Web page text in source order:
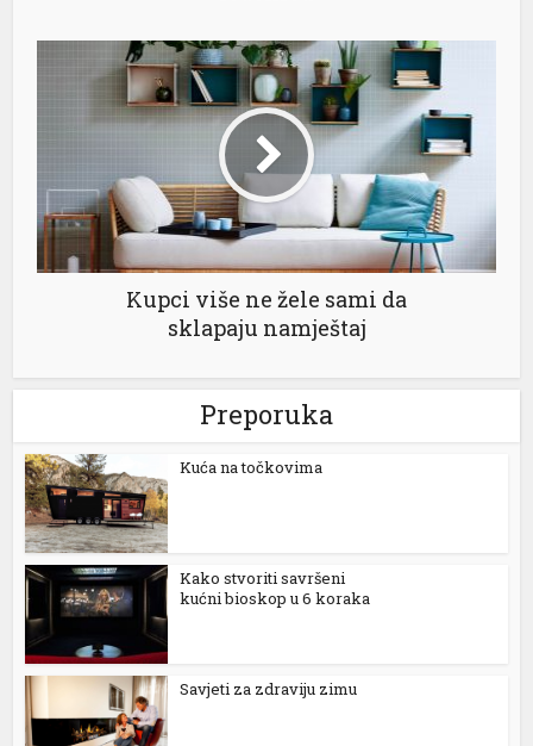
Kupci više ne žele sami da
sklapaju namještaj
Preporuka
Kuća na točkovima
Kako stvoriti savršeni
kućni bioskop u 6 koraka
Savjeti za zdraviju zimu